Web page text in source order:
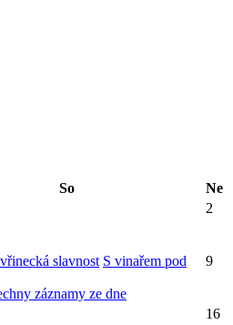
So
Ne
2
slavnost S vinařem pod
záznamy ze dne
9
16